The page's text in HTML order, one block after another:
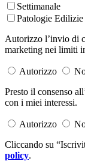
Settimanale
Patologie Edilizie
Autorizzo l’invio di
marketing nei limiti
Autorizzo
Presto il consenso
con i miei interessi.
Autorizzo
Cliccando su
policy.